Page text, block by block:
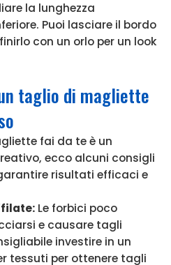
la lunghezza
Puoi lasciare il bordo
con un orlo per un look
taglio di magliette
fai da te è un
ecco alcuni consigli
risultati efficaci e
Le forbici poco
e causare tagli
investire in un
tessuti per ottenere tagli